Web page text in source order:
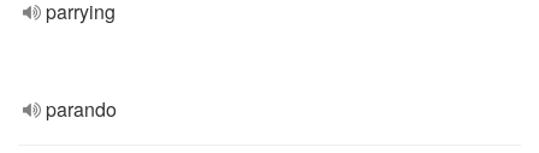
parrying
parando